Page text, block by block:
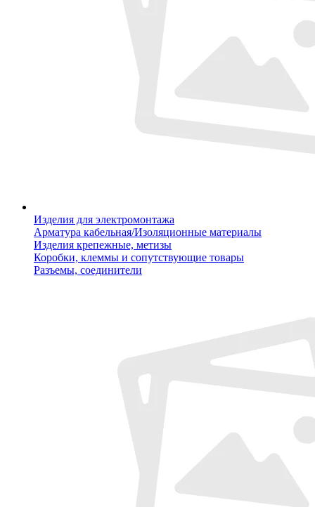
Изделия для электромонтажа
Арматура кабельная/Изоляционные материалы
Изделия крепежные, метизы
Коробки, клеммы и сопутствующие товары
Разъемы, соединители